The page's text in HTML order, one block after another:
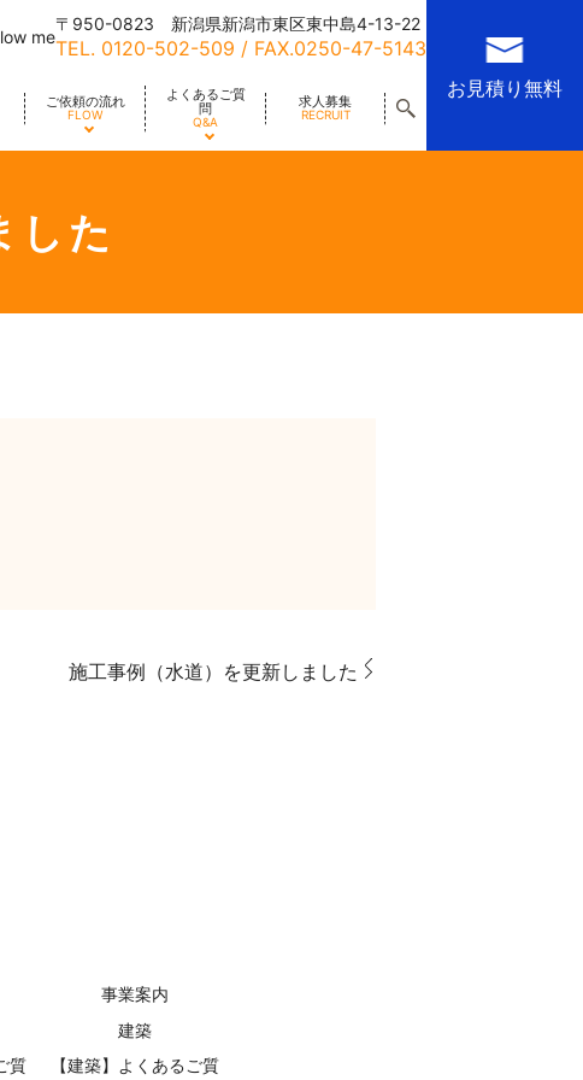
ご依頼の流れ
FLOW
よくあるご質
問
Q&A
求人募集
RECRUIT
me
〒950-0823 新潟県新潟市東区東中島4-13-22
TEL. 0120-502-509 / FAX.0250-47-5143
お見積り無料
した
施工事例（水道）を更新しました
事業案内
建築
質 【建築】よくあるご質